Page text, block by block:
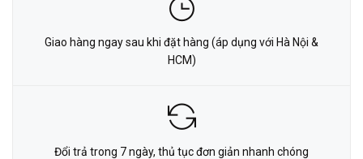
Giao hàng ngay sau khi đặt hàng (áp dụng với Hà Nội &
HCM)
Đổi trả trong 7 ngày, thủ tục đơn giản nhanh chóng